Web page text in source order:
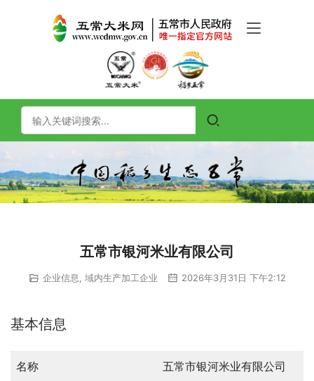
五常市银河米业有限公司
企业信息 域内生产加工企业 2026年3月31日 下午2:12
基本信息
名称 五常市银河米业有限公司